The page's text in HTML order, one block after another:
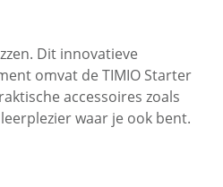
Dit innovatieve
omvat de TIMIO Starter
accessoires zoals
waar je ook bent.